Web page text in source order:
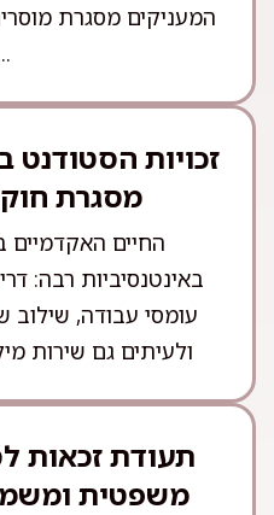
המעניקים מסגרת
זכויות
מסגרת
החיים האקדמיים
באינטנסיביות רבה:
עומסי עבודה, שילוב
ולעיתים גם שירות
תעודת זכאות
משפטית